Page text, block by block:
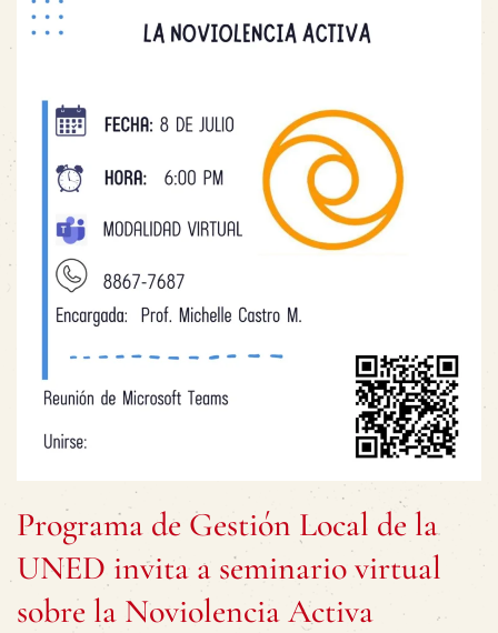
Programa de Gestión Local de la
UNED invita a seminario virtual
sobre la Noviolencia Activa